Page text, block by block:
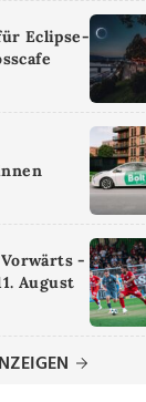
Eclipse-
-
August